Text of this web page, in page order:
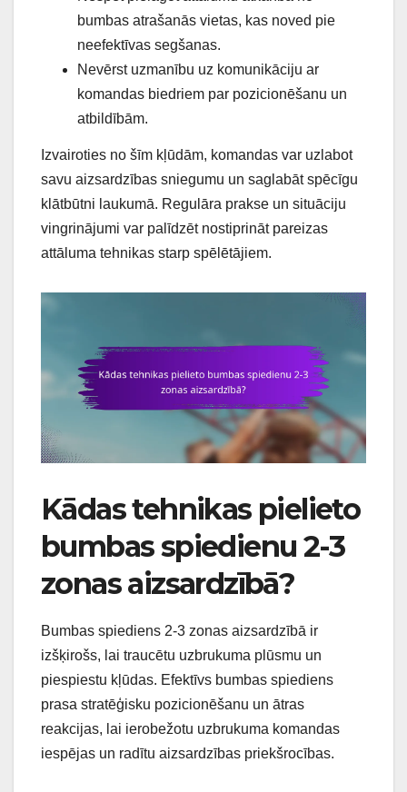
bumbas atrašanās vietas, kas noved pie
neefektīvas segšanas.
Nevērst uzmanību uz komunikāciju ar
komandas biedriem par pozicionēšanu un
atbildībām.
Izvairoties no šīm kļūdām, komandas var uzlabot
savu aizsardzības sniegumu un saglabāt spēcīgu
klātbūtni laukumā. Regulāra prakse un situāciju
vingrinājumi var palīdzēt nostiprināt pareizas
attāluma tehnikas starp spēlētājiem.
Kādas tehnikas pielieto
bumbas spiedienu 2-3
zonas aizsardzībā?
Bumbas spiediens 2-3 zonas aizsardzībā ir
izšķirošs, lai traucētu uzbrukuma plūsmu un
piespiestu kļūdas. Efektīvs bumbas spiediens
prasa stratēģisku pozicionēšanu un ātras
reakcijas, lai ierobežotu uzbrukuma komandas
iespējas un radītu aizsardzības priekšrocības.